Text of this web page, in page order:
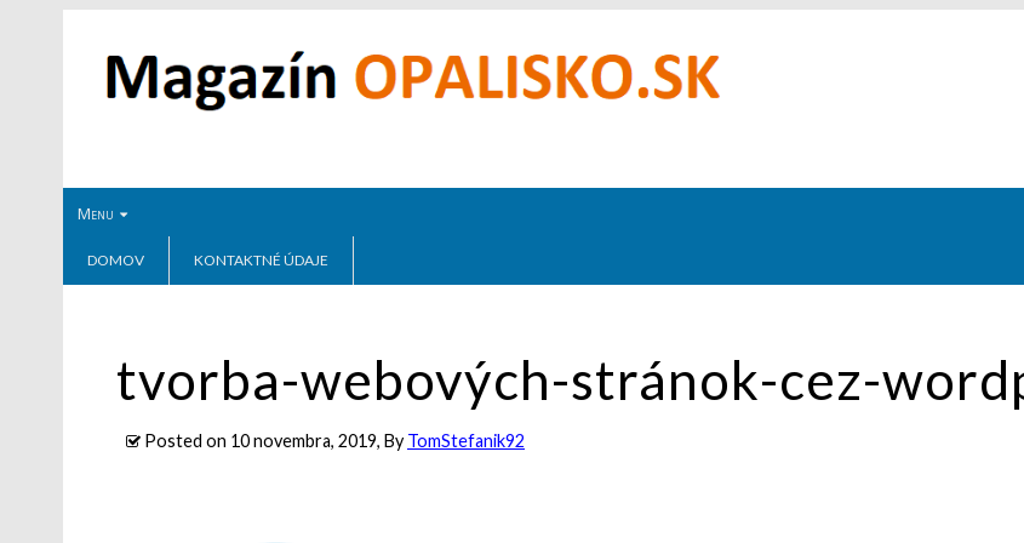
Menu
DOMOV KONTAKTNÉ ÚDAJE
tvorba-webových-stránok-cez-
Posted on 10 novembra, 2019, By TomStefanik92